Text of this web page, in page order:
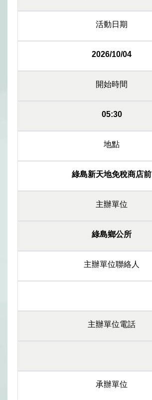
活動日期
2026/10/04
開始時間
05:30
地點
綠島新天地免稅商店前
主辦單位
綠島鄉公所
主辦單位聯絡人
主辦單位電話
承辦單位